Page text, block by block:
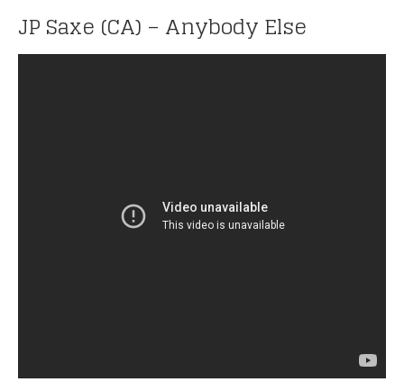
JP Saxe (CA) – Anybody Else